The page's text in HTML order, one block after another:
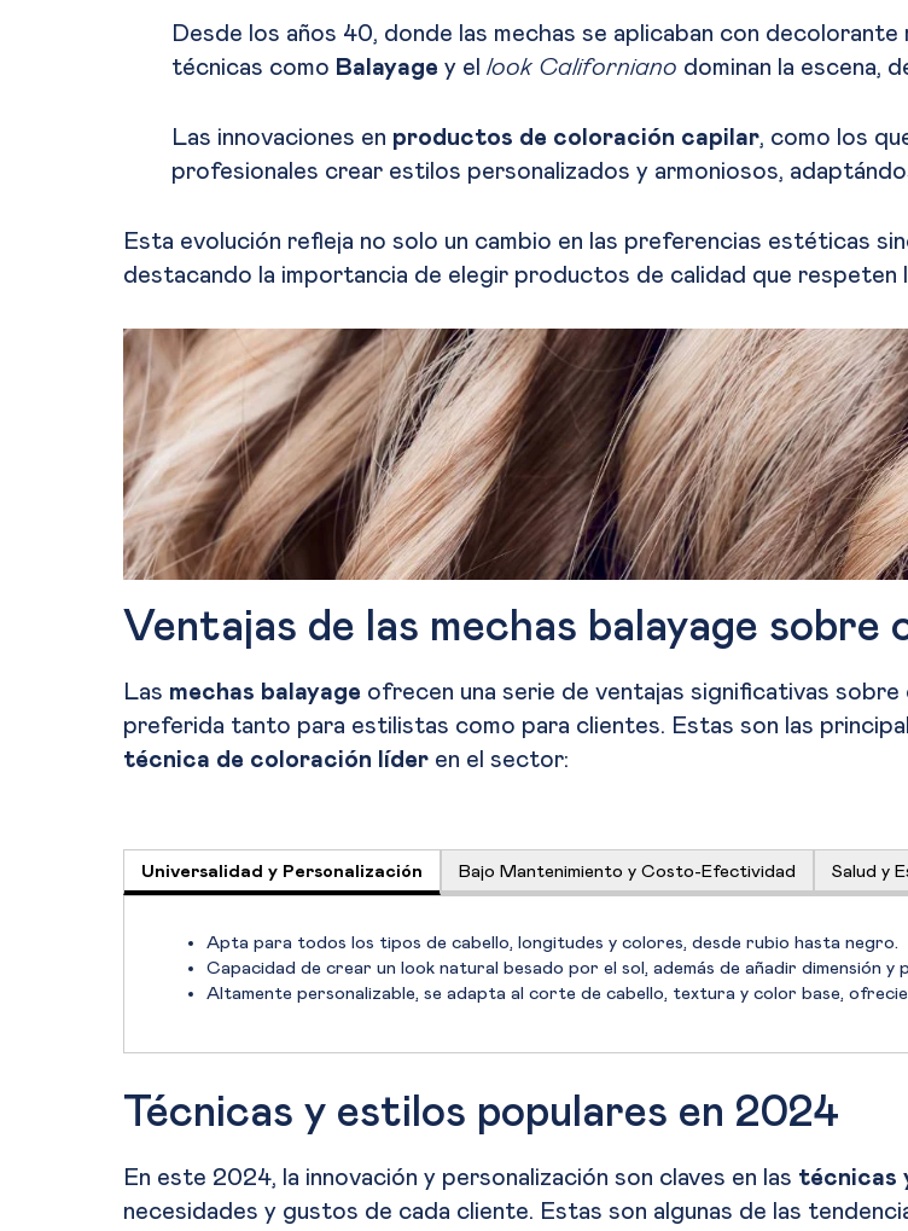
Desde los años 40, donde las mechas se aplicaban con
técnicas como Balayage y el look Californiano dominan la escena,
Las innovaciones en productos de coloración capilar, como los
profesionales crear estilos personalizados y armoniosos,
Esta evolución refleja no solo un cambio en las preferencias estéticas
destacando la importancia de elegir productos de calidad que respeten
Ventajas de las mechas balayage
Las mechas balayage ofrecen una serie de ventajas significativas
preferida tanto para estilistas como para clientes. Estas son las
técnica de coloración líder en el sector:
Universalidad y Personalización Bajo Mantenimiento y Costo-Efectividad Salud y
Apta para todos los tipos de cabello, longitudes y colores, desde rubio hasta negro.
Capacidad de crear un look natural besado por el sol, además de añadir dimensión y
Altamente personalizable, se adapta al corte de cabello, textura y color base,
Técnicas y estilos populares en 2024
En este 2024, la innovación y personalización son claves en las técnicas
necesidades y gustos de cada cliente. Estas son algunas de las